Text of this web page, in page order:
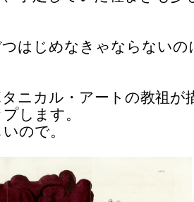
はじめなきゃならないの
ニカル・アートの教祖が
します。
ので。